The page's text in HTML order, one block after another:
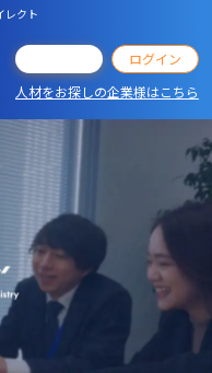
レクト
ログイン
人材をお探しの企業様はこちら